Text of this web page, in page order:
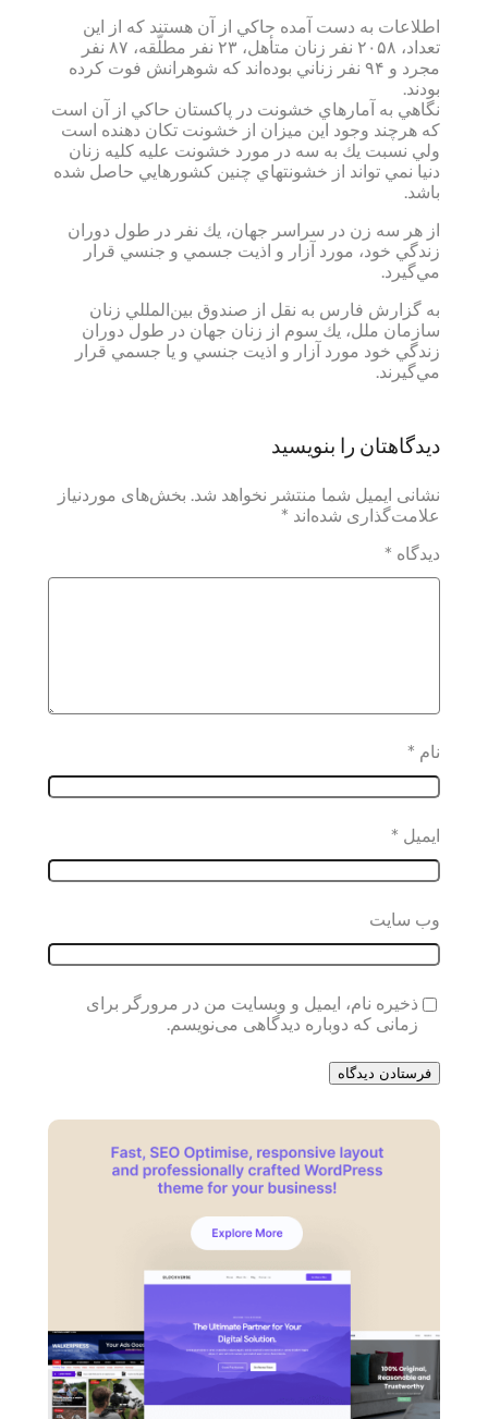
اطلاعات به دست آمده حاكي از آن هستند كه از اين
تعداد، ۲۰۵۸ نفر زنان متأهل، ۲۳ نفر مطلّقه، ۸۷ نفر
مجرد و ۹۴ نفر زناني بوده‌اند كه شوهرانش فوت كرده
بودند.
نگاهي به آمارهاي خشونت در پاكستان حاكي از آن است
كه هرچند وجود اين ميزان از خشونت تكان دهنده است
ولي نسبت يك به سه در مورد خشونت عليه كليه زنان
دنيا نمي تواند از خشونتهاي چنين كشورهايي حاصل شده
باشد.
از هر سه زن در سراسر جهان، يك نفر در طول دوران
زندگي خود، مورد آزار و اذيت جسمي و جنسي قرار
مي‌گيرد.
به گزارش فارس به نقل از صندوق بين‌المللي زنان
سازمان ملل، يك سوم از زنان جهان در طول دوران
زندگي خود مورد آزار و اذيت جنسي و يا جسمي قرار
مي‌گيرند.
دیدگاهتان را بنویسید
نشانی ایمیل شما منتشر نخواهد شد. بخش‌های موردنیاز
علامت‌گذاری شده‌اند *
دیدگاه *
نام *
ایمیل *
وب‌ سایت
ذخیره نام، ایمیل و وبسایت من در مرورگر برای
زمانی که دوباره دیدگاهی می‌نویسم.